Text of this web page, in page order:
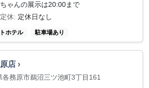
ちゃんの展示は20:00まで
定休: 定休日なし
ホテル 駐車場あり
店 ›
務原市鵜沼三ツ池町3丁目161